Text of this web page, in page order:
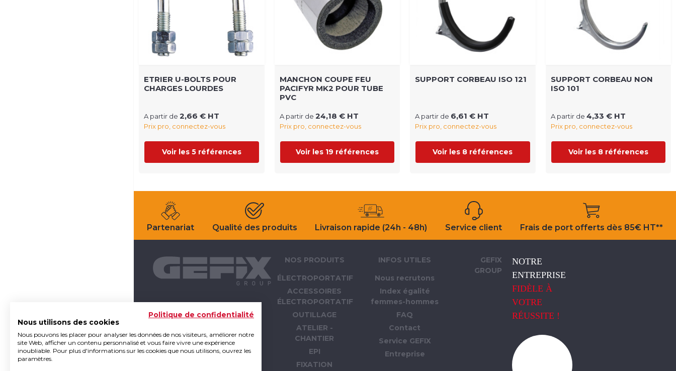
ETRIER U-BOLTS POUR
CHARGES LOURDES
A partir de 2,66 € HT
Prix pro, connectez-vous
Voir les 5 références
MANCHON COUPE FEU
PACIFYR MK2 POUR TUBE
PVC
A partir de 24,18 € HT
Prix pro, connectez-vous
Voir les 19 références
SUPPORT CORBEAU ISO 121
A partir de 6,61 € HT
Prix pro, connectez-vous
Voir les 8 références
SUPPORT CORBEAU NON
ISO 101
A partir de 4,33 € HT
Prix pro, connectez-vous
Voir les 8 références
Partenariat Qualité des produits Livraison rapide (24h - 48h) Service client Frais de port offerts dès 85€ HT**
NOS PRODUITS
ÉLECTROPORTATIF
ACCESSOIRES
ÉLECTROPORTATIF
OUTILLAGE
ATELIER -
CHANTIER
EPI
FIXATION
INFOS UTILES
Nous recrutons
Index égalité
femmes-hommes
FAQ
Contact
Service GEFIX
Entreprise
GEFIX
GROUP
NOTRE
ENTREPRISE
FIDÈLE À
VOTRE
RÉUSSITE !
Politique de confidentialité
Nous utilisons des cookies
Nous pouvons les placer pour analyser les données de nos visiteurs, améliorer notre
site Web, afficher un contenu personnalisé et vous faire vivre une expérience
inoubliable. Pour plus d'informations sur les cookies que nous utilisons, ouvrez les
paramètres.